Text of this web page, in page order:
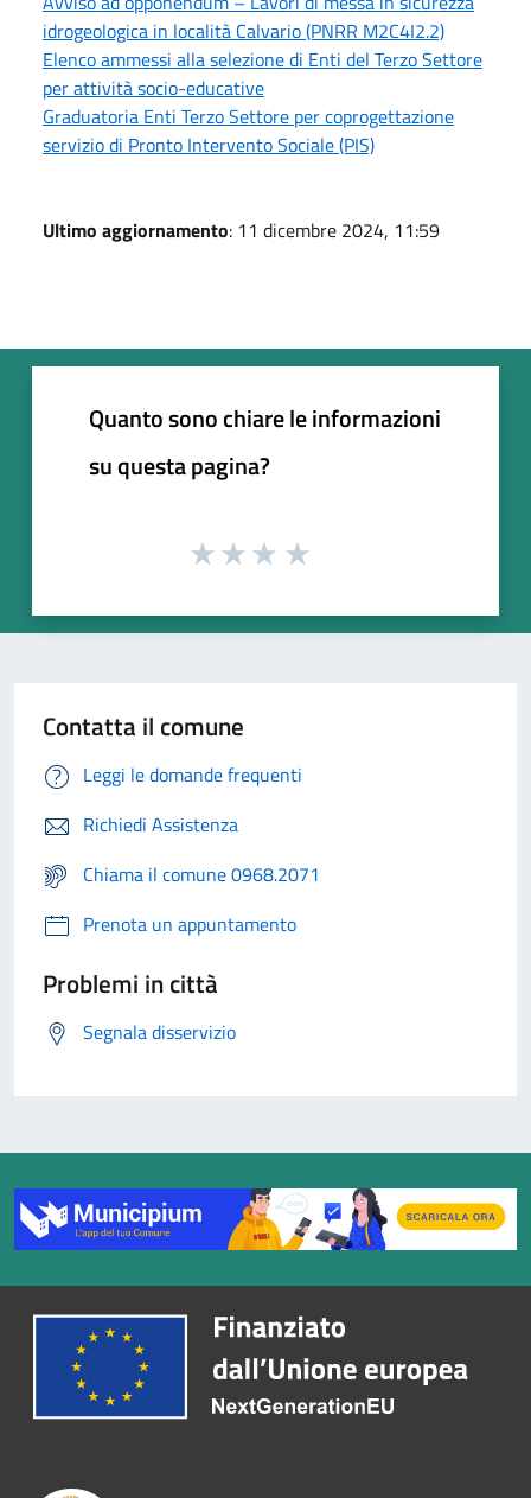
idrogeologica in località Calvario (PNRR M2C4I2.2)
Elenco ammessi alla selezione di Enti del Terzo Settore
per attività socio-educative
Graduatoria Enti Terzo Settore per coprogettazione
servizio di Pronto Intervento Sociale (PIS)
Ultimo aggiornamento: 11 dicembre 2024, 11:59
Quanto sono chiare le informazioni
su questa pagina?
Contatta il comune
Leggi le domande frequenti
Richiedi Assistenza
Chiama il comune 0968.2071
Prenota un appuntamento
Problemi in città
Segnala disservizio